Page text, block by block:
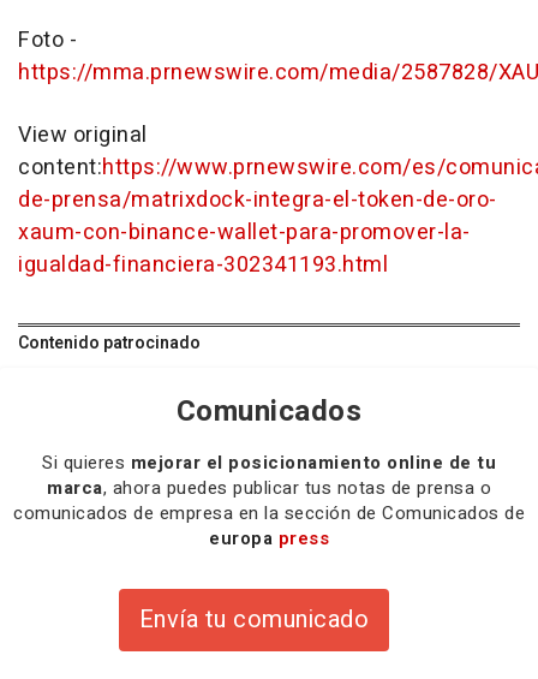
Foto -
https://mma.prnewswire.com/media/2587828/
View original
content:https://www.prnewswire.com/es/
de-prensa/matrixdock-integra-el-token-de-oro-
xaum-con-binance-wallet-para-promover-la-
igualdad-financiera-302341193.html
Contenido patrocinado
Comunicados
Si quieres mejorar el posicionamiento online de tu
marca, ahora puedes publicar tus notas de prensa o
comunicados de empresa en la sección de Comunicados de
europa press
Envía tu comunicado